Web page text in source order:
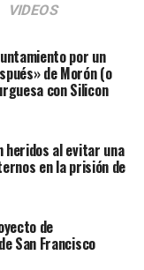
VIDEOS
por un
de Morón (o
con Silicon
al evitar una
en la prisión de
de
San Francisco